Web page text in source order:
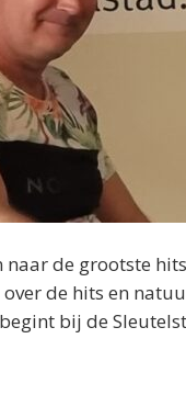
de grootste
de hits en
bij de